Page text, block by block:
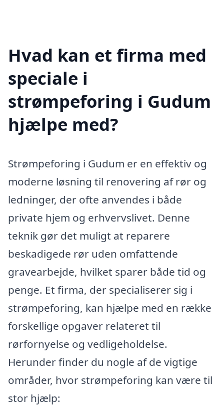
Hvad kan et firma med
speciale i
strømpeforing i Gudum
hjælpe med?
Strømpeforing i Gudum er en effektiv og
moderne løsning til renovering af rør og
ledninger, der ofte anvendes i både
private hjem og erhvervslivet. Denne
teknik gør det muligt at reparere
beskadigede rør uden omfattende
gravearbejde, hvilket sparer både tid og
penge. Et firma, der specialiserer sig i
strømpeforing, kan hjælpe med en række
forskellige opgaver relateret til
rørfornyelse og vedligeholdelse.
Herunder finder du nogle af de vigtige
områder, hvor strømpeforing kan være til
stor hjælp: